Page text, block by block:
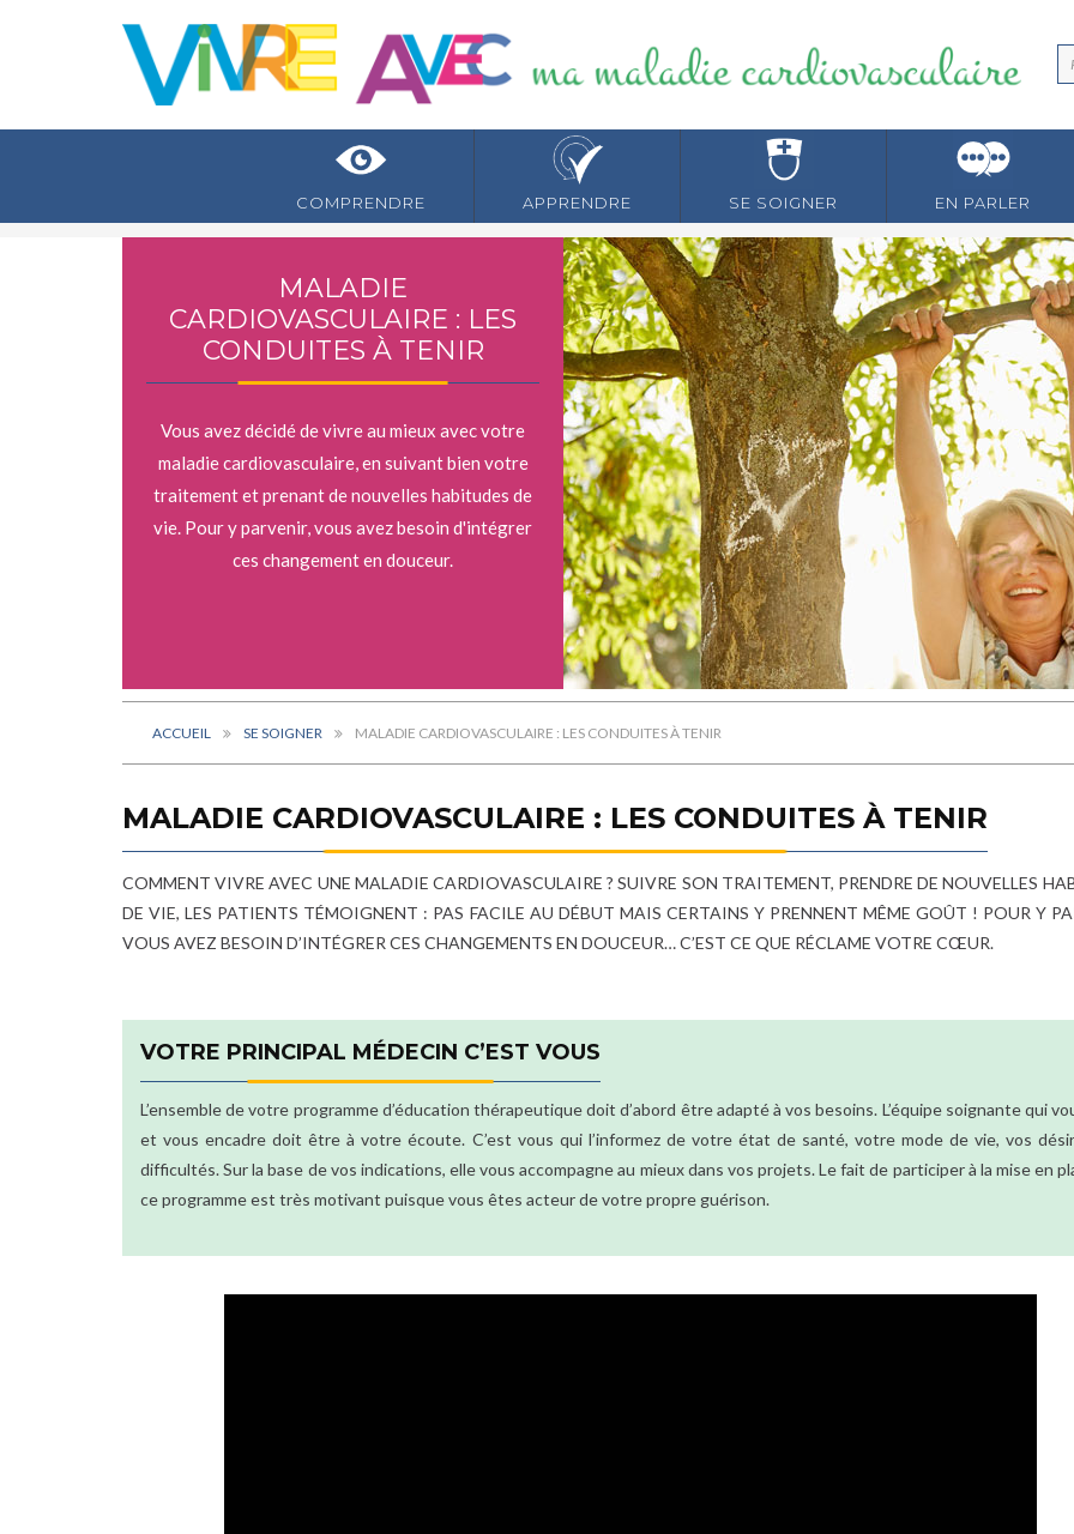
COMPRENDRE APPRENDRE SE SOIGNER EN PARLER
MALADIE
CARDIOVASCULAIRE : LES
CONDUITES À TENIR
Vous avez décidé de vivre au mieux avec votre
maladie cardiovasculaire, en suivant bien votre
traitement et prenant de nouvelles habitudes de
vie. Pour y parvenir, vous avez besoin d'intégrer
ces changement en douceur.
ACCUEIL SE SOIGNER MALADIE CARDIOVASCULAIRE : LES CONDUITES À TENIR
MALADIE CARDIOVASCULAIRE : LES CONDUITES À TENIR
COMMENT VIVRE AVEC UNE MALADIE CARDIOVASCULAIRE ? SUIVRE SON TRAITEMENT, PRENDRE DE NOUVELLES
DE VIE, LES PATIENTS TÉMOIGNENT : PAS FACILE AU DÉBUT MAIS CERTAINS Y PRENNENT MÊME GOÛT ! POUR Y
VOUS AVEZ BESOIN D’INTÉGRER CES CHANGEMENTS EN DOUCEUR… C’EST CE QUE RÉCLAME VOTRE CŒUR.
VOTRE PRINCIPAL MÉDECIN C’EST VOUS
L’ensemble de votre programme d’éducation thérapeutique doit d’abord être adapté à vos besoins. L’équipe soignante qui
et vous encadre doit être à votre écoute. C’est vous qui l’informez de votre état de santé, votre mode de vie, vos
difficultés. Sur la base de vos indications, elle vous accompagne au mieux dans vos projets. Le fait de participer à la mise en
ce programme est très motivant puisque vous êtes acteur de votre propre guérison.